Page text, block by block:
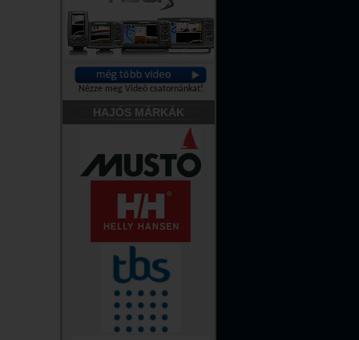
Nézze meg Videó csatornánkat!
HAJÓS MÁRKÁK